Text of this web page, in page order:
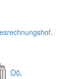
.
Oö.